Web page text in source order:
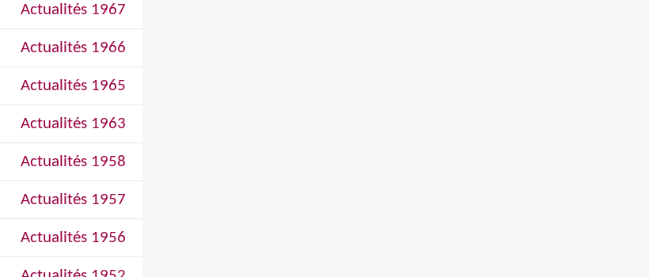
Actualités 1967
Actualités 1966
Actualités 1965
Actualités 1963
Actualités 1958
Actualités 1957
Actualités 1956